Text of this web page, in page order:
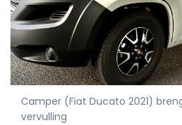
Camper (Fiat Ducato 2021)
vervulling